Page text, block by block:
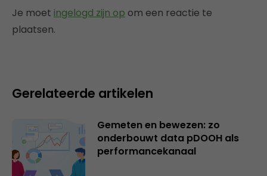
Je moet ingelogd zijn op om een reactie te
plaatsen.
Gerelateerde artikelen
Gemeten en bewezen: zo
onderbouwt data pDOOH als
performancekanaal